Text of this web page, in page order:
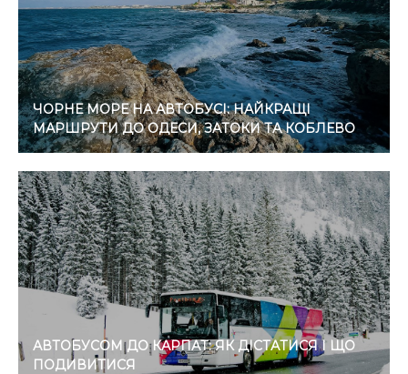
ЧОРНЕ МОРЕ НА АВТОБУСІ: НАЙКРАЩІ
МАРШРУТИ ДО ОДЕСИ, ЗАТОКИ ТА КОБЛЕВО
АВТОБУСОМ ДО КАРПАТ: ЯК ДІСТАТИСЯ І ЩО
ПОДИВИТИСЯ